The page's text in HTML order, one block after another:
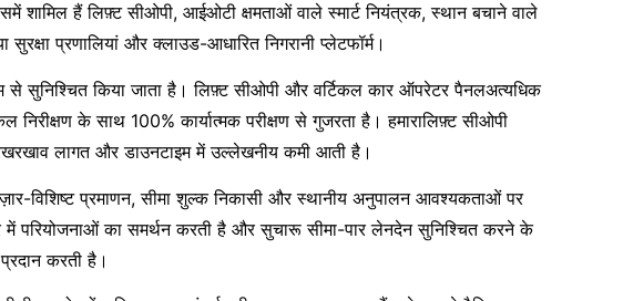
शामिल हैंलिफ़्टसीओपी, आईओटी क्षमताओं वाले स्मार्ट नियंत्रक, स्थान बचाने वाले
प्रणालियां और क्लाउड-आधारित निगरानी प्लेटफॉर्म।
से सुनिश्चित किया जाता है।लिफ़्टसीओपी और वर्टिकल कार ऑपरेटर पैनलअत्यधिक
के साथ 100% कार्यात्मक परीक्षण से गुजरता है। हमारालिफ़्टसीओपी
लागत और डाउनटाइम में उल्लेखनीय कमी आती है।
विशिष्ट प्रमाणन, सीमा शुल्क निकासी और स्थानीय अनुपालन आवश्यकताओं पर
भर में परियोजनाओं का समर्थन करती है और सुचारू सीमा-पार लेनदेन सुनिश्चित करने के
करती है।